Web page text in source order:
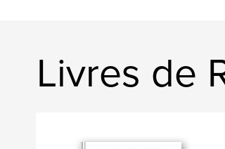
Livres de